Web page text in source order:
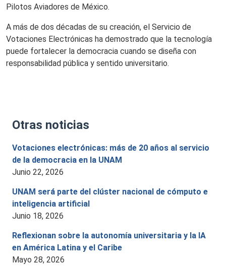
Pilotos Aviadores de México.
A más de dos décadas de su creación, el Servicio de
Votaciones Electrónicas ha demostrado que la tecnología
puede fortalecer la democracia cuando se diseña con
responsabilidad pública y sentido universitario.
Otras noticias
Votaciones electrónicas: más de 20 años al servicio
de la democracia en la UNAM
junio 22, 2026
UNAM será parte del clúster nacional de cómputo e
inteligencia artificial
junio 18, 2026
Reflexionan sobre la autonomía universitaria y la IA
en América Latina y el Caribe
mayo 28, 2026